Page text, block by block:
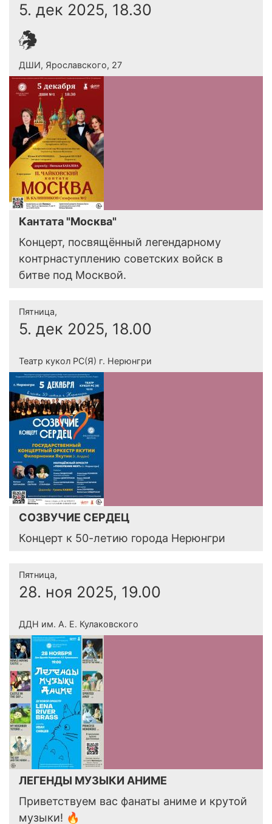
5. дек 2025, 18.30
ДШИ, Ярославского, 27
Кантата "Москва"
Концерт, посвящённый легендарному
контрнаступлению советских войск в
битве под Москвой.
Пятница,
5. дек 2025, 18.00
Театр кукол РС(Я) г. Нерюнгри
СОЗВУЧИЕ СЕРДЕЦ
Концерт к 50-летию города Нерюнгри
Пятница,
28. ноя 2025, 19.00
ДДН им. А. Е. Кулаковского
ЛЕГЕНДЫ МУЗЫКИ АНИМЕ
Приветствуем вас фанаты аниме и крутой
музыки! 🔥